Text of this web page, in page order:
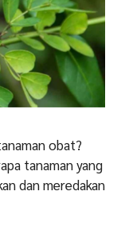
obat?
tanaman yang
dan meredakan